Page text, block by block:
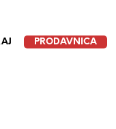
PRODAVNICA